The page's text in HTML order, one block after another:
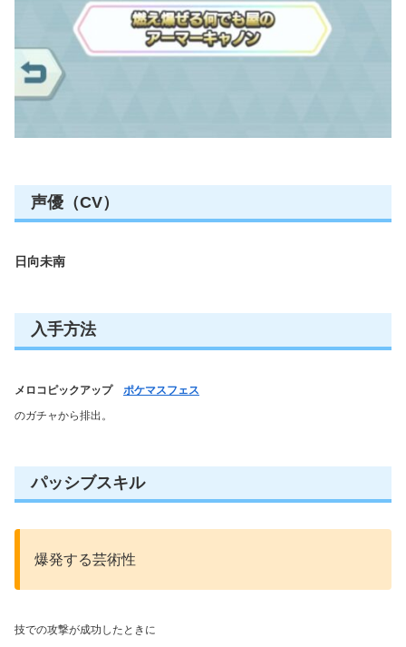
声優（CV）
日向未南
入手方法
メロコピックアップ ポケマスフェス
のガチャから排出。
パッシブスキル
爆発する芸術性
技での攻撃が成功したときに